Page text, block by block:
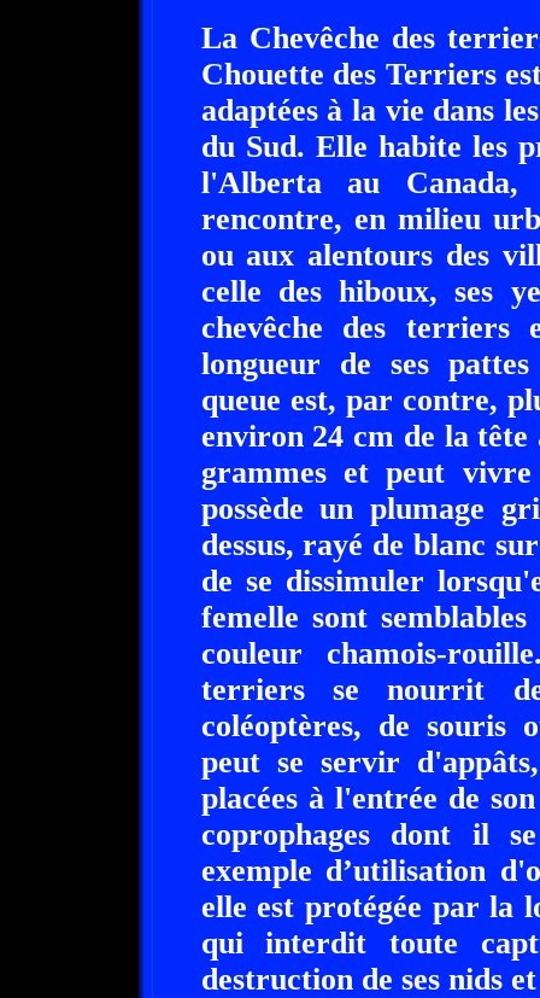
La Chevêche des
Chouette des Terriers
adaptées à la vie dans
du Sud. Elle habite les
l'Alberta au
rencontre, en milieu
ou aux alentours des
celle des hiboux, ses
chevêche des terriers
longueur de ses
queue est, par contre,
environ 24 cm de la tête
grammes et peut
possède un plumage
dessus, rayé de blanc
de se dissimuler
femelle sont
couleur chamois-
terriers se nourrit
coléoptères, de souris
peut se servir
placées à l'entrée de
coprophages dont il
exemple d’utilisation
elle est protégée par la
qui interdit toute
destruction de ses nids